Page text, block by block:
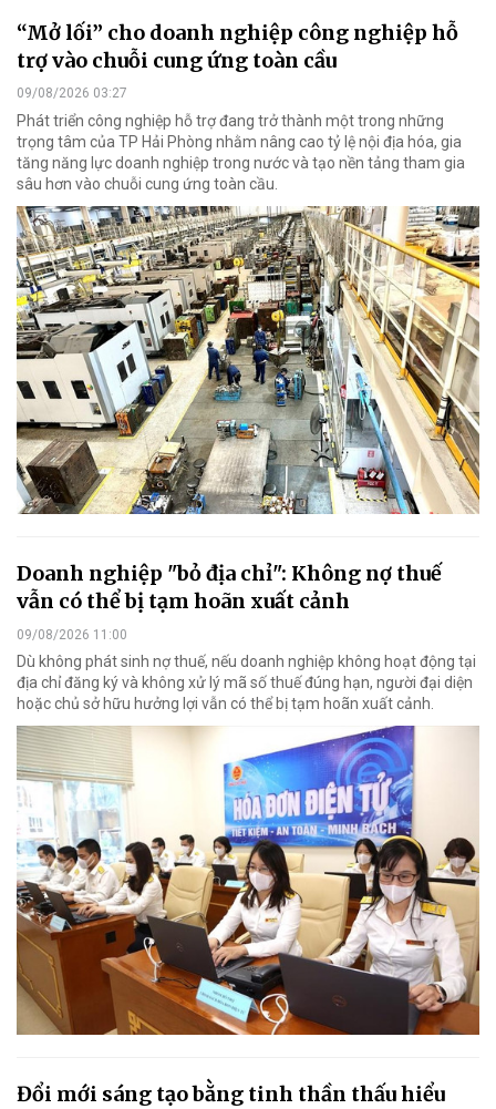
“Mở lối” cho doanh nghiệp công nghiệp hỗ
trợ vào chuỗi cung ứng toàn cầu
09/08/2026 03:27
Phát triển công nghiệp hỗ trợ đang trở thành một trong những
trọng tâm của TP Hải Phòng nhằm nâng cao tỷ lệ nội địa hóa, gia
tăng năng lực doanh nghiệp trong nước và tạo nền tảng tham gia
sâu hơn vào chuỗi cung ứng toàn cầu.
Doanh nghiệp "bỏ địa chỉ": Không nợ thuế
vẫn có thể bị tạm hoãn xuất cảnh
09/08/2026 11:00
Dù không phát sinh nợ thuế, nếu doanh nghiệp không hoạt động tại
địa chỉ đăng ký và không xử lý mã số thuế đúng hạn, người đại diện
hoặc chủ sở hữu hưởng lợi vẫn có thể bị tạm hoãn xuất cảnh.
Đổi mới sáng tạo bằng tinh thần thấu hiểu